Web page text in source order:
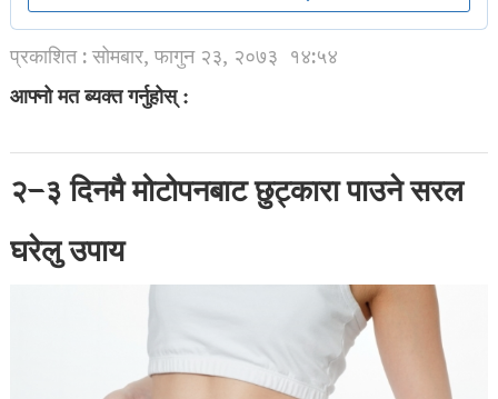
प्रकाशित : सोमबार, फागुन २३, २०७३ १४:५४
आफ्नो मत ब्यक्त गर्नुहोस् :
२–३ दिनमै मोटोपनबाट छुट्कारा पाउने सरल
घरेलु उपाय